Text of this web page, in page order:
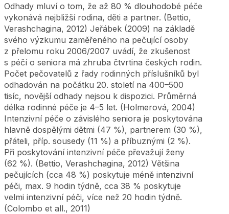
Odhady mluví o tom, že až 80 % dlouhodobé péče
vykonává nejbližší rodina, děti a partner. (Bettio,
Verashchagina, 2012) Jeřábek (2009) na základě
svého výzkumu zaměřeného na pečující osoby
z přelomu roku 2006/2007 uvádí, že zkušenost
s péčí o seniora má zhruba čtvrtina českých rodin.
Počet pečovatelů z řady rodinných příslušníků byl
odhadován na počátku 20. století na 400–500
tisíc, novější odhady nejsou k dispozici. Průměrná
délka rodinné péče je 4–5 let. (Holmerová, 2004)
Intenzivní péče o závislého seniora je poskytována
hlavně dospělými dětmi (47 %), partnerem (30 %),
přáteli, příp. sousedy (11 %) a příbuznými (2 %).
Při poskytování intenzivní péče převažují ženy
(62 %). (Bettio, Verashchagina, 2012) Většina
pečujících (cca 48 %) poskytuje méně intenzivní
péči, max. 9 hodin týdně, cca 38 % poskytuje
velmi intenzivní péči, více než 20 hodin týdně.
(Colombo et all., 2011)